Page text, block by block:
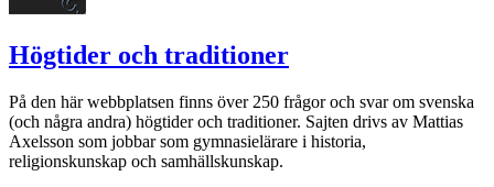
Högtider och traditioner
På den här webbplatsen finns över 250 frågor och svar om svenska
(och några andra) högtider och traditioner. Sajten drivs av Mattias
Axelsson som jobbar som gymnasielärare i historia,
religionskunskap och samhällskunskap.